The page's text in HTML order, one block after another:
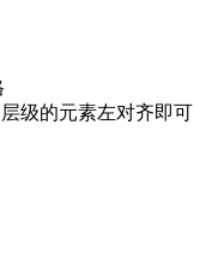
级的元素左对齐即可